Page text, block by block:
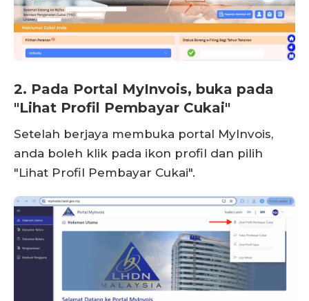
2. Pada Portal MyInvois, buka pada
"Lihat Profil Pembayar Cukai"
Setelah berjaya membuka portal MyInvois,
anda boleh klik pada ikon profil dan pilih
"Lihat Profil Pembayar Cukai".